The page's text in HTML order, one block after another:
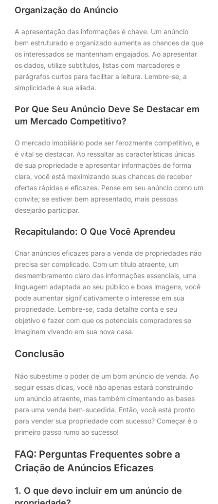
Organização do Anúncio
A apresentação das informações é chave. Um anúncio
bem estruturado e organizado aumenta as chances de que
os interessados se mantenham engajados. Ao apresentar
os dados, utilize subtítulos, listas com marcadores e
parágrafos curtos para facilitar a leitura. Lembre-se, a
simplicidade é sua aliada.
Por Que Seu Anúncio Deve Se Destacar em
um Mercado Competitivo?
O mercado imobiliário pode ser ferozmente competitivo, e
é vital se destacar. Ao ressaltar as características únicas
de sua propriedade e apresentar informações de forma
clara, você está maximizando suas chances de receber
ofertas rápidas e eficazes. Pense em seu anúncio como um
convite; se estiver bem apresentado, mais pessoas
desejarão participar.
Recapitulando: O Que Você Aprendeu
Criar anúncios eficazes para a venda de propriedades não
precisa ser complicado. Com um título atraente, um
desmembramento claro das informações essenciais, uma
linguagem adaptada ao seu público e boas imagens, você
pode aumentar significativamente o interesse em sua
propriedade. Lembre-se, cada detalhe conta e seu
objetivo é fazer com que os potenciais compradores se
imaginem vivendo em sua nova casa.
Conclusão
Não subestime o poder de um bom anúncio de venda. Ao
seguir essas dicas, você não apenas estará construindo
um anúncio atraente, mas também cimentando as bases
para uma venda bem-sucedida. Então, você está pronto
para vender sua propriedade com sucesso? Começar é o
primeiro passo rumo ao sucesso!
FAQ: Perguntas Frequentes sobre a
Criação de Anúncios Eficazes
1. O que devo incluir em um anúncio de